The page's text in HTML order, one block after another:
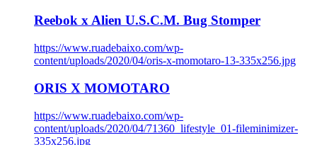
Reebok x Alien U.S.C.M. Bug Stomper
https://www.ruadebaixo.com/wp-
content/uploads/2020/04/oris-x-momotaro-13-335x256.jpg
ORIS X MOMOTARO
https://www.ruadebaixo.com/wp-
content/uploads/2020/04/71360_lifestyle_01-fileminimizer-
335x256.jpg